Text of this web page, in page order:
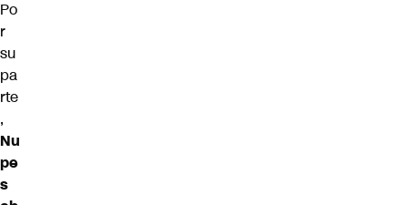
Po
r
su
pa
rte
,
Nu
pe
s